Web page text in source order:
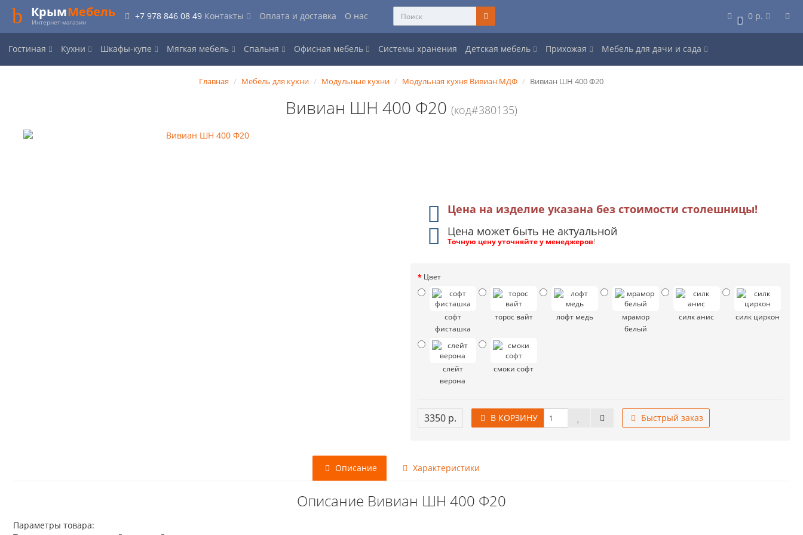
КрымМебель
Интернет-магазин
+7 978 846 08 49 Контакты Оплата и доставка О нас 0 0 р.
Гостиная Кухни Шкафы-купе Мягкая мебель Спальня Офисная мебель Системы хранения Детская мебель Прихожая Мебель для дачи и сада
Главная Мебель для кухни Модульные кухни Модульная кухня Вивиан МДФ Вивиан ШН 400 Ф20
Вивиан ШН 400 Ф20 (код#380135)
Цена на изделие указана без стоимости столешницы!
Цена может быть не актуальной
Точную цену уточняйте у менеджеров!
Цвет
софт
фисташка
торос вайт лофт медь
мрамор
белый
силк анис силк циркон
слейт
верона
смоки софт
3350 р. В КОРЗИНУ Быстрый заказ
Описание Характеристики
Описание Вивиан ШН 400 Ф20
Параметры товара: